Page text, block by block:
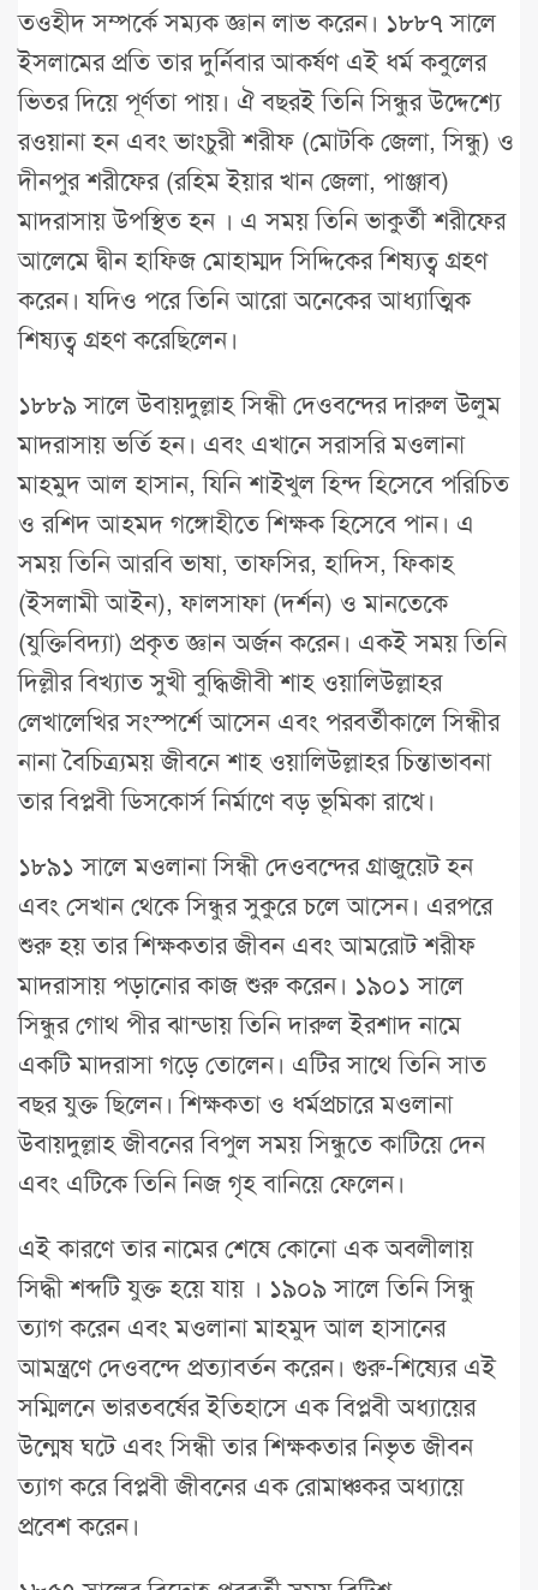
তওহীদ সম্পর্কে সম্যক জ্ঞান লাভ করেন। ১৮৮৭ সালে
ইসলামের প্রতি তার দুর্নিবার আকর্ষণ এই ধর্ম কবুলের
ভিতর দিয়ে পূর্ণতা পায়। ঐ বছরই তিনি সিন্ধুর উদ্দেশ্যে
রওয়ানা হন এবং ভাংচুরী শরীফ (মোটকি জেলা, সিন্ধু) ও
দীনপুর শরীফের (রহিম ইয়ার খান জেলা, পাঞ্জাব)
মাদরাসায় উপস্থিত হন । এ সময় তিনি ভাকুর্তী শরীফের
আলেমে দ্বীন হাফিজ মোহাম্মদ সিদ্দিকের শিষ্যত্ব গ্রহণ
করেন। যদিও পরে তিনি আরো অনেকের আধ্যাত্মিক
শিষ্যত্ব গ্রহণ করেছিলেন।
১৮৮৯ সালে উবায়দুল্লাহ সিন্ধী দেওবন্দের দারুল উলুম
মাদরাসায় ভর্তি হন। এবং এখানে সরাসরি মওলানা
মাহমুদ আল হাসান, যিনি শাইখুল হিন্দ হিসেবে পরিচিত
ও রশিদ আহমদ গঙ্গোহীতে শিক্ষক হিসেবে পান। এ
সময় তিনি আরবি ভাষা, তাফসির, হাদিস, ফিকাহ
(ইসলামী আইন), ফালসাফা (দর্শন) ও মানতেকে
(যুক্তিবিদ্যা) প্রকৃত জ্ঞান অর্জন করেন। একই সময় তিনি
দিল্লীর বিখ্যাত সুখী বুদ্ধিজীবী শাহ ওয়ালিউল্লাহর
লেখালেখির সংস্পর্শে আসেন এবং পরবর্তীকালে সিন্ধীর
নানা বৈচিত্র্যময় জীবনে শাহ ওয়ালিউল্লাহর চিন্তাভাবনা
তার বিপ্লবী ডিসকোর্স নির্মাণে বড় ভূমিকা রাখে।
১৮৯১ সালে মওলানা সিন্ধী দেওবন্দের গ্রাজুয়েট হন
এবং সেখান থেকে সিন্ধুর সুকুরে চলে আসেন। এরপরে
শুরু হয় তার শিক্ষকতার জীবন এবং আমরোট শরীফ
মাদরাসায় পড়ানোর কাজ শুরু করেন। ১৯০১ সালে
সিন্ধুর গোথ পীর ঝান্ডায় তিনি দারুল ইরশাদ নামে
একটি মাদরাসা গড়ে তোলেন। এটির সাথে তিনি সাত
বছর যুক্ত ছিলেন। শিক্ষকতা ও ধর্মপ্রচারে মওলানা
উবায়দুল্লাহ জীবনের বিপুল সময় সিন্ধুতে কাটিয়ে দেন
এবং এটিকে তিনি নিজ গৃহ বানিয়ে ফেলেন।
এই কারণে তার নামের শেষে কোনো এক অবলীলায়
সিদ্ধী শব্দটি যুক্ত হয়ে যায় । ১৯০৯ সালে তিনি সিন্ধু
ত্যাগ করেন এবং মওলানা মাহমুদ আল হাসানের
আমন্ত্রণে দেওবন্দে প্রত্যাবর্তন করেন। গুরু-শিষ্যের এই
সম্মিলনে ভারতবর্ষের ইতিহাসে এক বিপ্লবী অধ্যায়ের
উন্মেষ ঘটে এবং সিন্ধী তার শিক্ষকতার নিভৃত জীবন
ত্যাগ করে বিপ্লবী জীবনের এক রোমাঞ্চকর অধ্যায়ে
প্রবেশ করেন।